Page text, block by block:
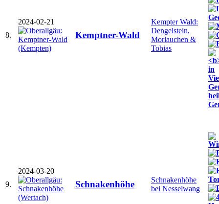
8.
2024-02-21
Kemptner-Wald
Kempter Wald:
Dengelstein,
Morlauchen &
Tobias
9.
2024-03-20
Schnakenhöhe
Schnakenhöhe
bei Nesselwang